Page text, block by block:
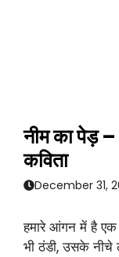
नीम का पेड़
कविता
December 31,
हमारे आंगन में है एक
भी ठंडी, उसके नीचे